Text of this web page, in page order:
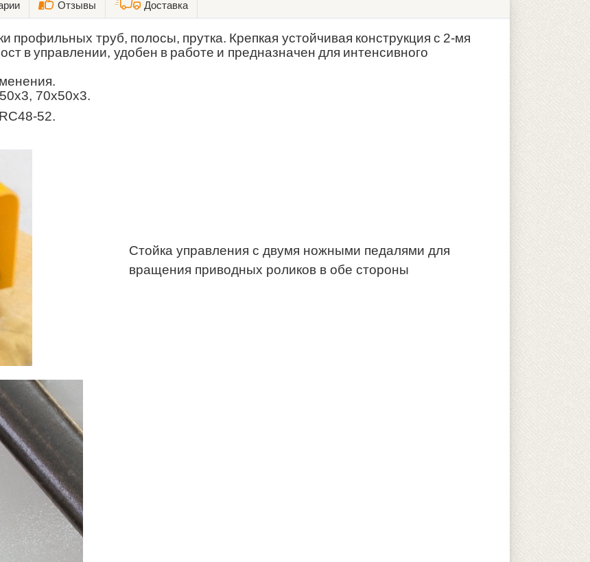
Отзывы Доставка
профильных труб, полосы, прутка. Крепкая устойчивая конструкция с 2-мя
в управлении, удобен в работе и предназначен для интенсивного
70х50х3.
52.
Стойка управления с двумя ножными педалями для
вращения приводных роликов в обе стороны